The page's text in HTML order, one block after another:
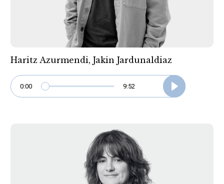
Haritz Azurmendi, Jakin Jardunaldiaz
0:00 9:52